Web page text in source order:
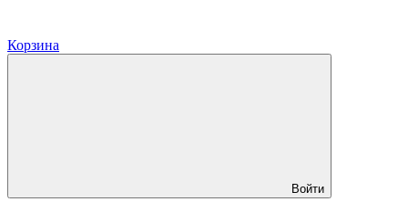
Корзина
Войти